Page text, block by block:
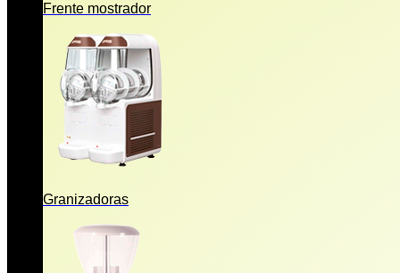
Frente mostrador
Granizadoras